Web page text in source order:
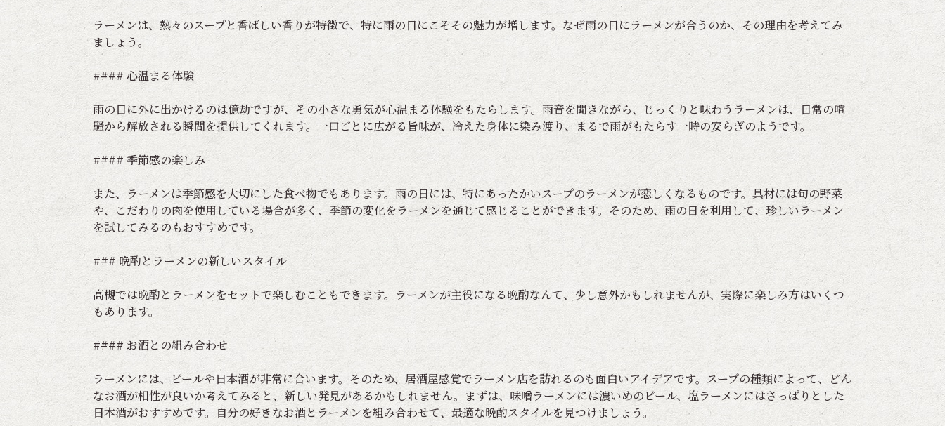
ラーメンは、熱々のスープと香ばしい香りが特徴で、特に雨の日にこそその魅力が増します。なぜ雨の日にラーメンが合うのか、その理由を考えてみ
ましょう。
#### 心温まる体験
雨の日に外に出かけるのは億劫ですが、その小さな勇気が心温まる体験をもたらします。雨音を聞きながら、じっくりと味わうラーメンは、日常の喧
騒から解放される瞬間を提供してくれます。一口ごとに広がる旨味が、冷えた身体に染み渡り、まるで雨がもたらす一時の安らぎのようです。
#### 季節感の楽しみ
また、ラーメンは季節感を大切にした食べ物でもあります。雨の日には、特にあったかいスープのラーメンが恋しくなるものです。具材には旬の野菜
や、こだわりの肉を使用している場合が多く、季節の変化をラーメンを通じて感じることができます。そのため、雨の日を利用して、珍しいラーメン
を試してみるのもおすすめです。
### 晩酌とラーメンの新しいスタイル
高槻では晩酌とラーメンをセットで楽しむこともできます。ラーメンが主役になる晩酌なんて、少し意外かもしれませんが、実際に楽しみ方はいくつ
もあります。
#### お酒との組み合わせ
ラーメンには、ビールや日本酒が非常に合います。そのため、居酒屋感覚でラーメン店を訪れるのも面白いアイデアです。スープの種類によって、どん
なお酒が相性が良いか考えてみると、新しい発見があるかもしれません。まずは、味噌ラーメンには濃いめのビール、塩ラーメンにはさっぱりとした
日本酒がおすすめです。自分の好きなお酒とラーメンを組み合わせて、最適な晩酌スタイルを見つけましょう。